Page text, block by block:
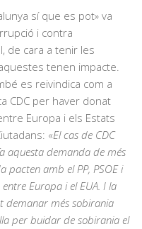
sí que es pot» va
i contra
de cara a tenir les
tenen impacte.
es reivindica com a
CDC per haver donat
Europa i els Estats
«El cas de CDC
aquesta demanda de més
pacten amb el PP, PSOE i
Europa i el EUA. I la
demanar més sobirania
per buidar de sobirania el